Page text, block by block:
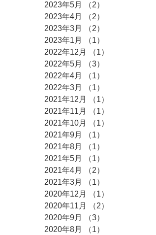
2023年5月
（2）
2023年4月
（2）
2023年3月
（2）
2023年1月
（1）
2022年12月
（1）
2022年5月
（3）
2022年4月
（1）
2022年3月
（1）
2021年12月
（1）
2021年11月
（1）
2021年10月
（1）
2021年9月
（1）
2021年8月
（1）
2021年5月
（1）
2021年4月
（2）
2021年3月
（1）
2020年12月
（1）
2020年11月
（2）
2020年9月
（3）
2020年8月
（1）